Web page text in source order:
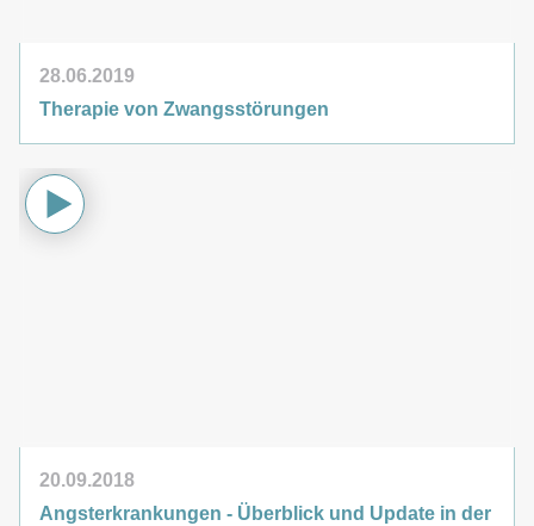
28.06.2019
Therapie von Zwangsstörungen
20.09.2018
Angsterkrankungen - Überblick und Update in der